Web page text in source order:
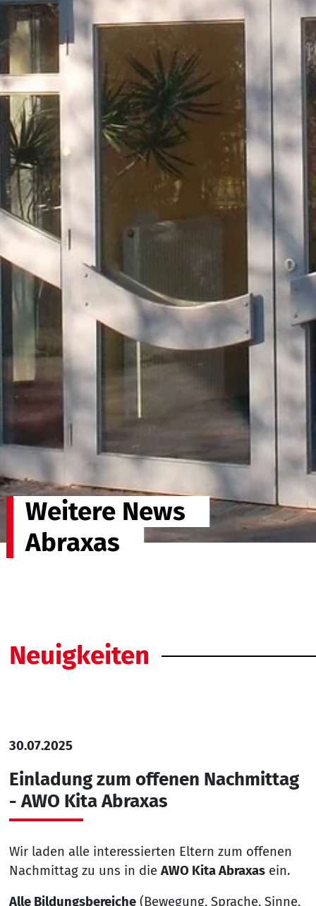
Weitere News
Abraxas
Neuigkeiten
30.07.2025
Einladung zum offenen Nachmittag
- AWO Kita Abraxas
Wir laden alle interessierten Eltern zum offenen
Nachmittag zu uns in die AWO Kita Abraxasein.
Alle Bildungsbereiche(Bewegung, Sprache, Sinne,